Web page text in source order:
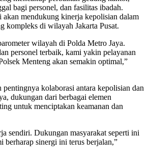
bagi personel, dan fasilitas ibadah.
mendukung kinerja kepolisian dalam
kompleks di wilayah Jakarta Pusat.
wilayah di Polda Metro Jaya.
personel terbaik, kami yakin pelayanan
Menteng akan semakin optimal,”
kolaborasi antara kepolisian dan
dukungan dari berbagai elemen
untuk menciptakan keamanan dan
sendiri. Dukungan masyarakat seperti ini
berharap sinergi ini terus berjalan,”